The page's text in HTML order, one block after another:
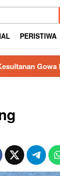
PERISTIWA
DPRD,